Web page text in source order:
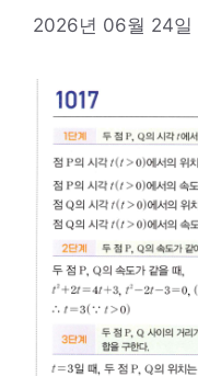
2026년 06월 24일